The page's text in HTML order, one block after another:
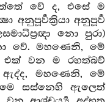
වේ ද, එසේ ම
අනුපූර්‍ව
නො පුරා)
වේ. මහණෙනි, මේ
එක් වන ම රහත්බව්
මහණෙනි, මේ
සස්නෙහි ඇලෙත්